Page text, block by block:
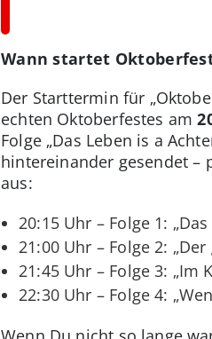
Wann startet
Der Starttermin für
echten Oktoberfestes am
Folge „Das Leben is a
hintereinander gesendet –
aus:
20:15 Uhr – Folge 1:
21:00 Uhr – Folge 2:
21:45 Uhr – Folge 3: „Im
22:30 Uhr – Folge 4: